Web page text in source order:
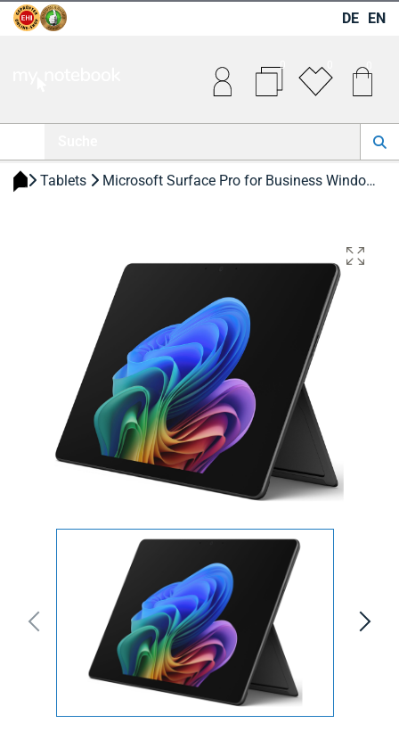
DE EN
0 0
Tablets Microsoft Surface Pro for Business Windows 11 Professional